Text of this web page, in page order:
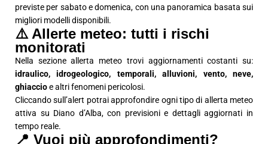
previste per sabato e domenica, con una panoramica basata sui
migliori modelli disponibili.
⚠️ Allerte meteo: tutti i rischi
monitorati
Nella sezione allerta meteo trovi aggiornamenti costanti su:
idraulico, idrogeologico, temporali, alluvioni, vento, neve,
ghiaccioe altri fenomeni pericolosi.
Cliccando sull’alert potrai approfondire ogni tipo di allerta meteo
attiva su Diano d’Alba, con previsioni e dettagli aggiornati in
tempo reale.
📍 Vuoi più approfondimenti?